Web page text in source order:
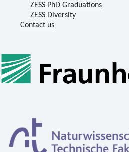
ZESS PhD Graduations
ZESS Diversity
Contact us